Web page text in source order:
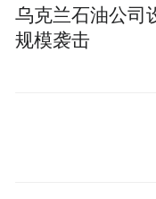
报考。其中，
二连读”和“五年
高等教育后（
乌克兰石油公司
规模袭击